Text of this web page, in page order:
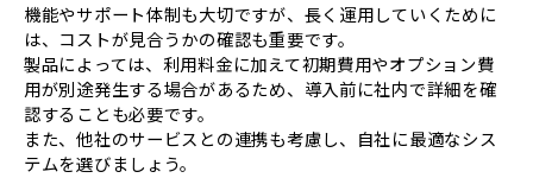
機能やサポート体制も大切ですが、長く運用していくために
は、コストが見合うかの確認も重要です。
製品によっては、利用料金に加えて初期費用やオプション費
用が別途発生する場合があるため、導入前に社内で詳細を確
認することも必要です。
また、他社のサービスとの連携も考慮し、自社に最適なシス
テムを選びましょう。